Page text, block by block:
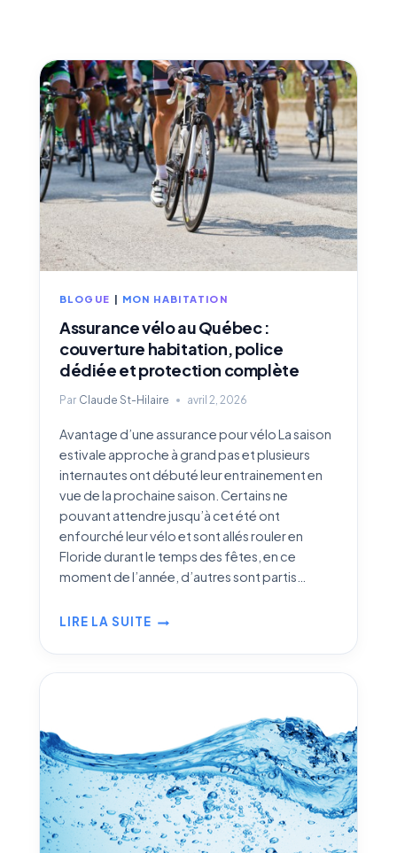
BLOGUE MON HABITATION
Assurance vélo au Québec :
couverture habitation, police
dédiée et protection complète
Par Claude St-Hilaire avril 2, 2026
Avantage d’une assurance pour vélo La saison
estivale approche à grand pas et plusieurs
internautes ont débuté leur entrainement en
vue de la prochaine saison. Certains ne
pouvant attendre jusqu’à cet été ont
enfourché leur vélo et sont allés rouler en
Floride durant le temps des fêtes, en ce
moment de l’année, d’autres sont partis…
LIRE LA SUITE
ASSURANCE
HABITATION,
POLICE
DÉDIÉE
ET
PROTECTION
COMPLÈTE